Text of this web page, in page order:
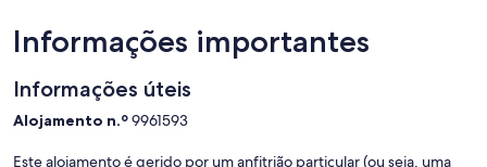
Informações importantes
Informações úteis
Alojamento n.º9961593
Este alojamento é gerido por um anfitrião particular (ou seja, uma